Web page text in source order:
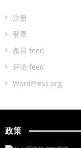
注册
登录
条目 feed
评论 feed
WordPress.org
政策